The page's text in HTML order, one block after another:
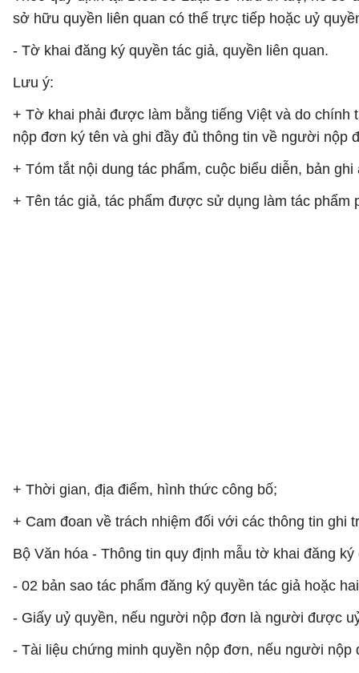
sở hữu quyền liên quan có thể trực tiếp hoặc uỷ
- Tờ khai đăng ký quyền tác giả, quyền liên quan.
Lưu ý:
+ Tờ khai phải được làm bằng tiếng Việt và do
nộp đơn ký tên và ghi đầy đủ thông tin về người
+ Tóm tắt nội dung tác phẩm, cuộc biểu diễn, bản
+ Tên tác giả, tác phẩm được sử dụng làm tác phẩm
+ Thời gian, địa điểm, hình thức công bố;
+ Cam đoan về trách nhiệm đối với các thông tin ghi
Bộ Văn hóa - Thông tin quy định mẫu tờ khai đăng
- 02 bản sao tác phẩm đăng ký quyền tác giả hoặc
- Giấy uỷ quyền, nếu người nộp đơn là người được
- Tài liệu chứng minh quyền nộp đơn, nếu người